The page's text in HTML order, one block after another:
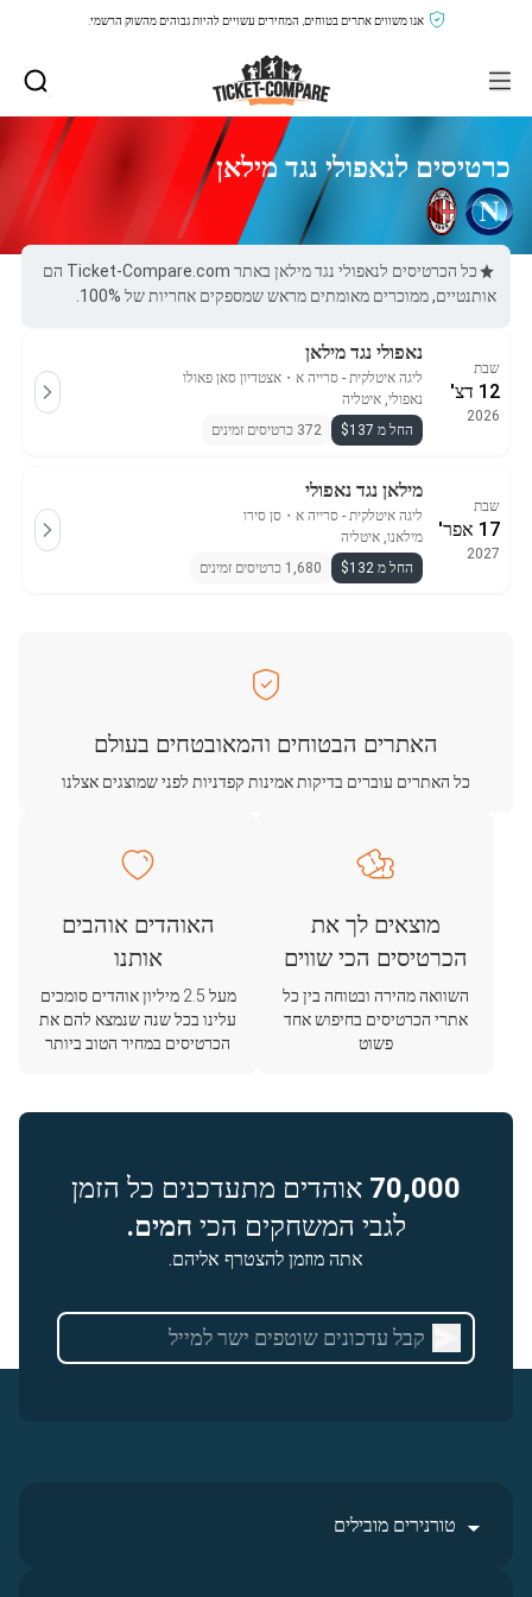
אנו משווים אתרים בטוחים, המחירים עשויים להיות גבוהים מהשוק הרשמי.
כרטיסים לנאפולי נגד מילאן
כל הכרטיסים לנאפולי נגד מילאן באתר Ticket-Compare.com הם
אותנטיים, ממוכרים מאומתים מראש שמספקים אחריות של 100%.
שבת
12 דצ'
2026
נאפולי נגד מילאן
ליגה איטלקית - סרייה א ・ אצטדיון סאן פאולו
נאפולי, איטליה
החל מ $137
372 כרטיסים זמינים
שבת
17 אפר'
2027
מילאן נגד נאפולי
ליגה איטלקית - סרייה א ・ סן סירו
מילאנו, איטליה
החל מ $132
1,680 כרטיסים זמינים
האתרים הבטוחים והמאובטחים בעולם
כל האתרים עוברים בדיקות אמינות קפדניות לפני שמוצגים אצלנו
מוצאים לך את
הכרטיסים הכי שווים
השוואה מהירה ובטוחה בין כל
אתרי הכרטיסים בחיפוש אחד
פשוט
האוהדים אוהבים
אותנו
מעל 2.5 מיליון אוהדים סומכים
עלינו בכל שנה שנמצא להם את
הכרטיסים במחיר הטוב ביותר
70,000 אוהדים מתעדכנים כל הזמן
לגבי המשחקים הכי חמים.
אתה מוזמן להצטרף אליהם.
טורנירים מובילים